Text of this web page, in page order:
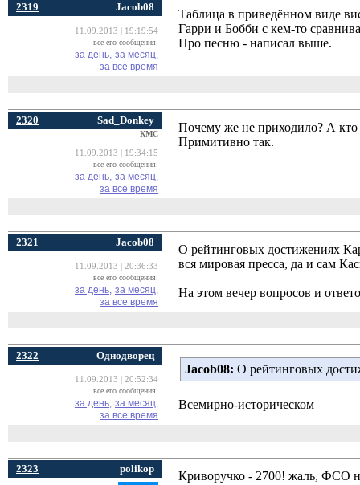
2319 Jacob08
11.09.2013 | 19:19:54
все его сообщения:
за день, за месяц,
за все время
Таблица в приведённом виде
Гарри и Бобби с кем-то
Про песню - написал выше.
2320 Sad_Donkey
КМС
11.09.2013 | 19:34:15
все его сообщения:
за день, за месяц,
за все время
Почему же не приходило? А кто
Примитивно так.
2321 Jacob08
11.09.2013 | 20:36:33
все его сообщения:
за день, за месяц,
за все время
О рейтинговых достижениях
вся мировая пресса, да и сам
На этом вечер вопросов и
2322 Однодворец
11.09.2013 | 20:52:34
все его сообщения:
за день, за месяц,
за все время
Jacob08: О рейтинговых
Всемирно-историческом
2323 polikop
Криворучко - 2700! жаль, ФСО